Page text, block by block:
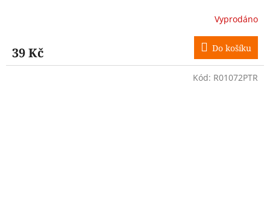
Vyprodáno
39 Kč Do košíku
Kód: R01072PTR